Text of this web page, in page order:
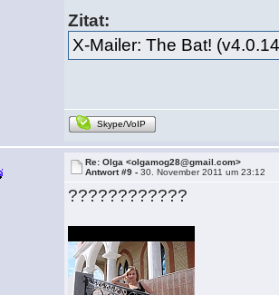
Zitat:
X-Mailer: The Bat!
Skype/VoIP
Re: Olga <olgamog28@gmail.com>
Antwort #9 -30. November 2011 um 23:12
????????????